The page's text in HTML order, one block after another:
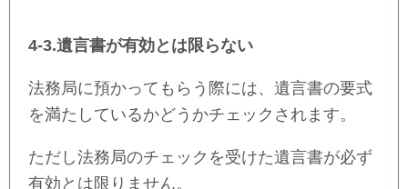
4-3.遺言書が有効とは限らない
法務局に預かってもらう際には、遺言書の要式
を満たしているかどうかチェックされます。
ただし法務局のチェックを受けた遺言書が必ず
有効とは限りません。